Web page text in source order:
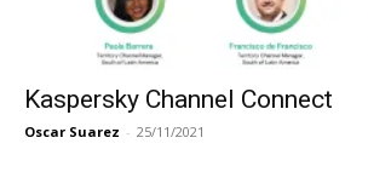
Kaspersky Channel Connect
Oscar Suarez - 25/11/2021